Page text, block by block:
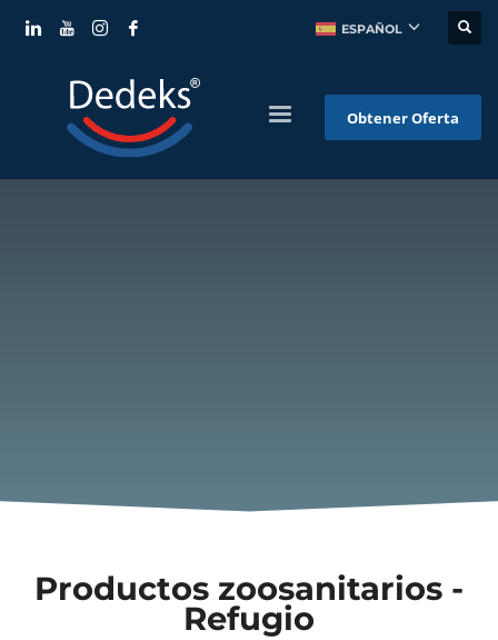
ESPAÑOL
Obtener Oferta
Productos zoosanitarios -
Refugio